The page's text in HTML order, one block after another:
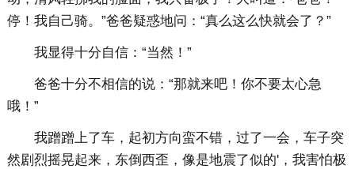
停！我自己骑。”爸爸疑惑地问：“真么这么快就会了？”
我显得十分自信：“当然！”
爸爸十分不相信的说：“那就来吧！你不要太心急
哦！”
我蹭蹭上了车，起初方向蛮不错，过了一会，车子突
然剧烈摇晃起来，东倒西歪，像是地震了似的'，我害怕极